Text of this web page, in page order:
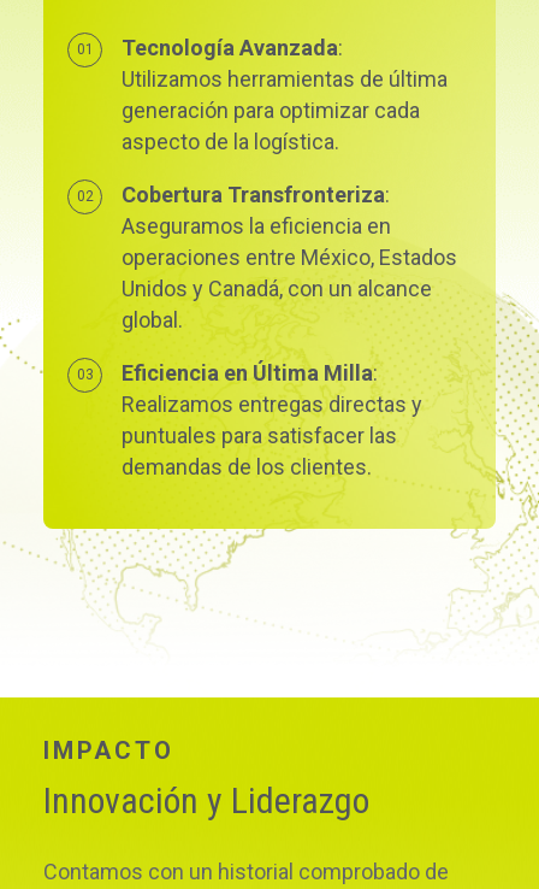
Tecnología Avanzada:
Utilizamos herramientas de última
generación para optimizar cada
aspecto de la logística.
Cobertura Transfronteriza:
Aseguramos la eficiencia en
operaciones entre México, Estados
Unidos y Canadá, con un alcance
global.
Eficiencia en Última Milla:
Realizamos entregas directas y
puntuales para satisfacer las
demandas de los clientes.
IMPACTO
Innovación y Liderazgo
Contamos con un historial comprobado de